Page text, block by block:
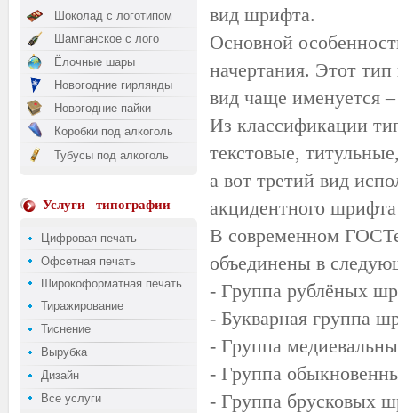
Шоколад с логотипом
Шампанское с лого
Ёлочные шары
Новогодние гирлянды
Новогодние пайки
Коробки под алкоголь
Тубусы под алкоголь
Услуги типографии
Цифровая печать
Офсетная печать
Широкоформатная печать
Тиражирование
Тиснение
Вырубка
Дизайн
Все услуги
вид шрифта.
Основной
начертания. Этот
вид чаще именуется
Из классификации
текстовые,
а вот третий вид
акцидентного шрифта
В современном
объединены в
- Группа рублёных
- Букварная группа
- Группа
- Группа
- Группа брусковых